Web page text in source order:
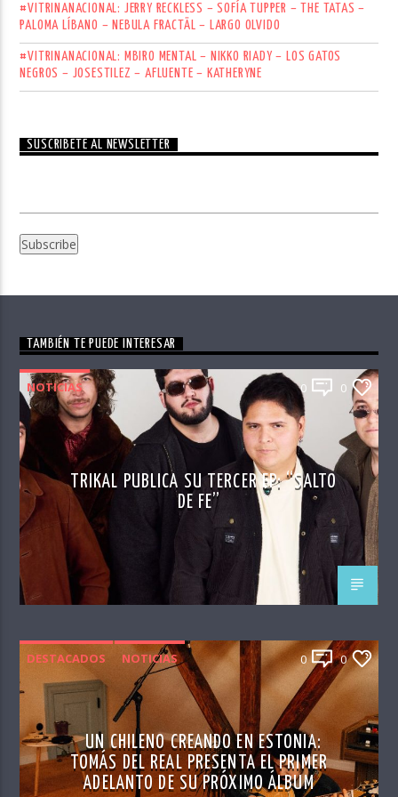
#VITRINANACIONAL: JERRY RECKLESS – SOFÍA TUPPER – THE TATAS –
PALOMA LÍBANO – NEBULA FRACTÄL – LARGO OLVIDO
#VITRINANACIONAL: MBIRO MENTAL – NIKKO RIADY – LOS GATOS
NEGROS – JOSESTILEZ – AFLUENTE – KATHERYNE
SUSCRÍBETE AL NEWSLETTER
TAMBIÉN TE PUEDE INTERESAR
NOTICIAS 0 0
TRIKAL PUBLICA SU TERCER EP: “SALTO
DE FE”
DESTACADOS NOTICIAS 0 0
UN CHILENO CREANDO EN ESTONIA:
TOMÁS DEL REAL PRESENTA EL PRIMER
ADELANTO DE SU PRÓXIMO ÁLBUM